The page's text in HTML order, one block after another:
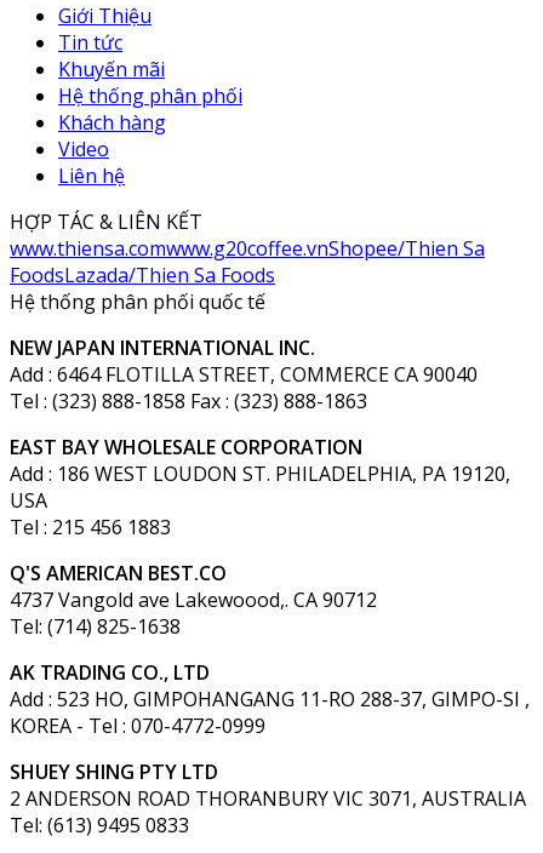
Giới Thiệu
Tin tức
Khuyến mãi
Hệ thống phân phối
Khách hàng
Video
Liên hệ
HỢP TÁC & LIÊN KẾT
www.thiensa.comwww.g20coffee.vnShopee/Thien Sa
FoodsLazada/Thien Sa Foods
Hệ thống phân phối quốc tế
NEW JAPAN INTERNATIONAL INC.
Add : 6464 FLOTILLA STREET, COMMERCE CA 90040
Tel : (323) 888-1858 Fax : (323) 888-1863
EAST BAY WHOLESALE CORPORATION
Add : 186 WEST LOUDON ST. PHILADELPHIA, PA 19120,
USA
Tel : 215 456 1883
Q'S AMERICAN BEST.CO
4737 Vangold ave Lakewoood,. CA 90712
Tel: (714) 825-1638
AK TRADING CO., LTD
Add : 523 HO, GIMPOHANGANG 11-RO 288-37, GIMPO-SI ,
KOREA - Tel : 070-4772-0999
SHUEY SHING PTY LTD
2 ANDERSON ROAD THORANBURY VIC 3071, AUSTRALIA
Tel: (613) 9495 0833